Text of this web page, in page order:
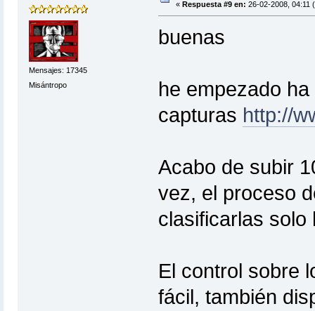
Mensajes: 17345
Misántropo
« Respuesta #9 en: 26-02-2008, 04:11
buenas
he empezado
capturas http://
Acabo de subir
vez, el proceso
clasificarlas solo
El control sobre
fácil, también